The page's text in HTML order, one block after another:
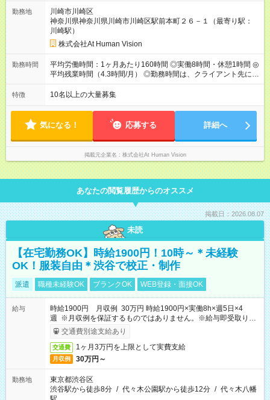
（固定残業代 24，000円） 賞与：年２回 （業績連動型） 昇
給：年２回（3月、9月) 試用期間：6ヶ月 ※上記額にはみなし残
業代（月15時間分）が含まれた 金額になります。超過分は追加
で全額支給。 【頑張りを給与・キャリアに還元します】 年に2
回⼈事評価があり等級が決まります。 等級に合わせた給与設定
のため、若い内からでも頑張り次第で給与アップが叶います。
⼀般職（20～31万円）→リーダー（⽉給26～36万円） →係⻑
～58万円） 【試用期間】試用期間あり 試用期間の長さ：6ヶ月
※ 雇用形態と給与に、本採用時と異なる部分があります。 雇用
形態：本採用時と同じです。 給与：月給 224,000円 ～ 330,000
円 上記額にはみなし残業代を含みます。※超過分は全額支給い
たします。 みなし残業代 24,000円 ～ 34,000円／月 みなし残業
時間 15時間／月
勤務地
川崎市川崎区
神奈川県神奈川県川崎市川崎区駅前本町２６－１（最寄り駅：
川崎駅）
株式会社At Human Vision
勤務時間
平均労働時間：1ヶ月あたり160時間 ◎実働8時間・休憩1時間 ◎
平均残業時間（4.3時間/月） ◎勤務時間は、クライアント先に
より異なります。 ※＜シフト例＞ 10:00～19:00／11:00～
20:00 平均労働時間：1ヶ月あたり160時間 ◎実働8時間・休憩1
先に より異なります。 ※＜シフト例＞ 10:00～19:00／11:00
～20:00
特徴 10名以上の大量募集
気になる！ 応募する 詳細へ
掲載元企業名 株式会社At Human Vision
あなたの閲覧履歴からのオススメ
掲載日：2026.08.07
未読
【在宅勤務OK】時給1900円！10時～＊未経験
OK！服装自由＊渋谷で校正・制作
派遣 職種未経験OK ブランクOK WEB登録・面接OK
給与
時給1900円 月収例 30万円 時給1900円×実働8h×週5日×4
週 ※月収例を保証するものではありません。※給与即受取りサ
ービス利用可（利用条件有）
交通費別途支給あり
交通費 1ヶ月3万円を上限として実費支給
月収例 30万円～
勤務地
東京都渋谷区
渋谷駅から徒歩8分 / 代々木公園駅から徒歩12分 / 代々木八幡